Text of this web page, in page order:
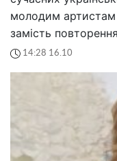
молодим артистам
замість
14:28 16.10